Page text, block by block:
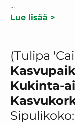
...
Lue lisää >
(Tulipa
Kukinta-
Sipulikoko: